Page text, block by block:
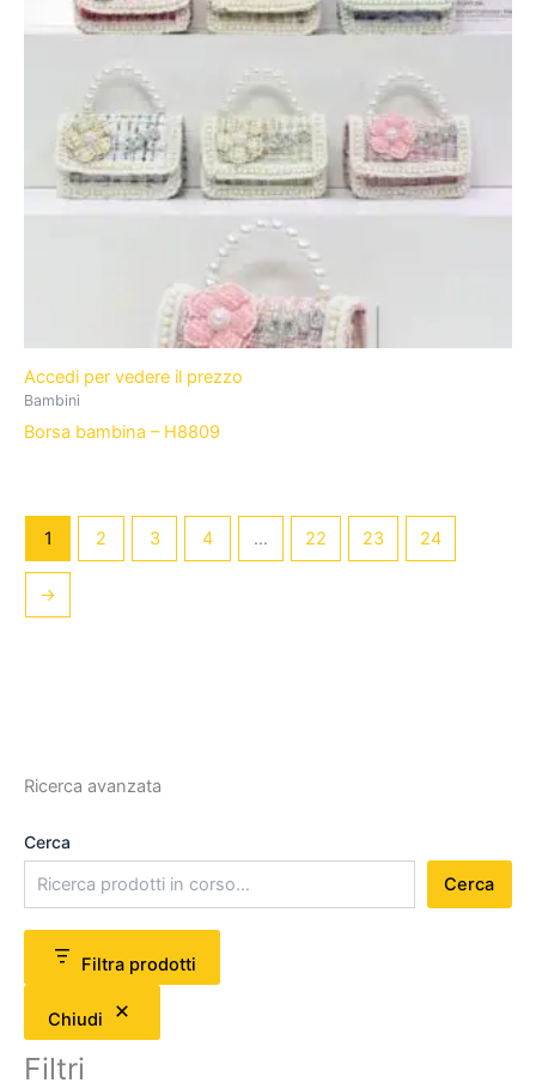
Ricerca avanzata
Cerca
Cerca
Filtra prodotti
Chiudi
Filtri
Accedi per vedere il prezzo
Bambini
Borsa bambina – H8809
1 2 3 4 … 22 23 24
→